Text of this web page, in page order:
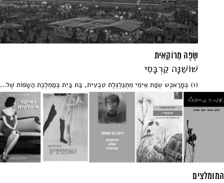
שָׂפָה מַרוֹקַאִית
שׁוֹשַׁנָּה קַרְבָּסִי
(1) בְּמָרַאכֶּש שְׂפַת אֵימֵי מִתְגַּלְגֶּלֶת טִבְעִית, בַּת בַּיִת בְּמַמְלֶכֶת הַשָׂפוֹת שֶׁל...
המומלצים